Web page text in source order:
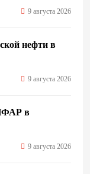
9 августа 2026
нефти в
9 августа 2026
в
9 августа 2026